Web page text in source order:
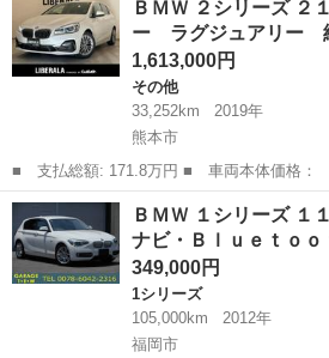
０ｉ ｘＤｒｉｖｅクーペ ハーフレザー
ーダー ...
ＢＭＷ ２シリーズ ２
ー ラグジュアリー
1,613,000円
その他
33,252km
2019年
熊本市
■ 支払総額: 171.8万円 ■ 車両本体価格： 1,613,000 円 ■ メーカ
ー名： ＢＭＷ ■ 車種名： ２シリーズ ■
ｄアクティブツアラー ラグジュアリー
ｔｈ Ｕ...
熊本 熊本市
ＢＭＷ １シリーズ
ナビ・Ｂｌｕｅｔｏ
349,000円
1シリーズ
105,000km
2012年
福岡市